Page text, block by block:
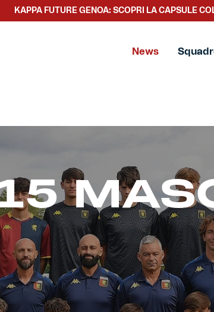
KAPPA FUTURE GENOA: SCOPRI LA CAPSULE
News